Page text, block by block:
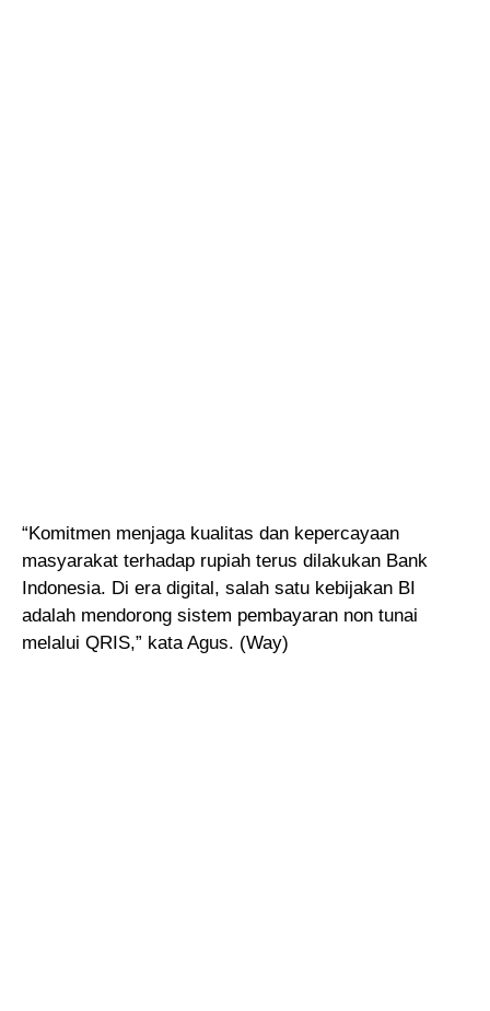
“Komitmen menjaga kualitas dan kepercayaan
masyarakat terhadap rupiah terus dilakukan Bank
Indonesia. Di era digital, salah satu kebijakan BI
adalah mendorong sistem pembayaran non tunai
melalui QRIS,” kata Agus. (Way)